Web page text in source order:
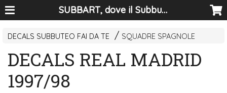
SUBBART, dove il Subbuteo diventa arte
DECALS SUBBUTEO FAI DA TE SQUADRE SPAGNOLE
DECALS REAL MADRID
1997/98